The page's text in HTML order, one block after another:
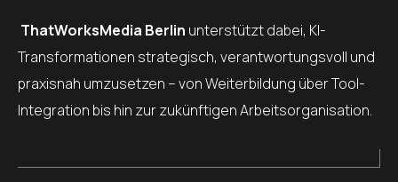
ThatWorksMedia Berlin unterstützt dabei, KI-
Transformationen strategisch, verantwortungsvoll und
praxisnah umzusetzen – von Weiterbildung über Tool-
Integration bis hin zur zukünftigen Arbeitsorganisation.